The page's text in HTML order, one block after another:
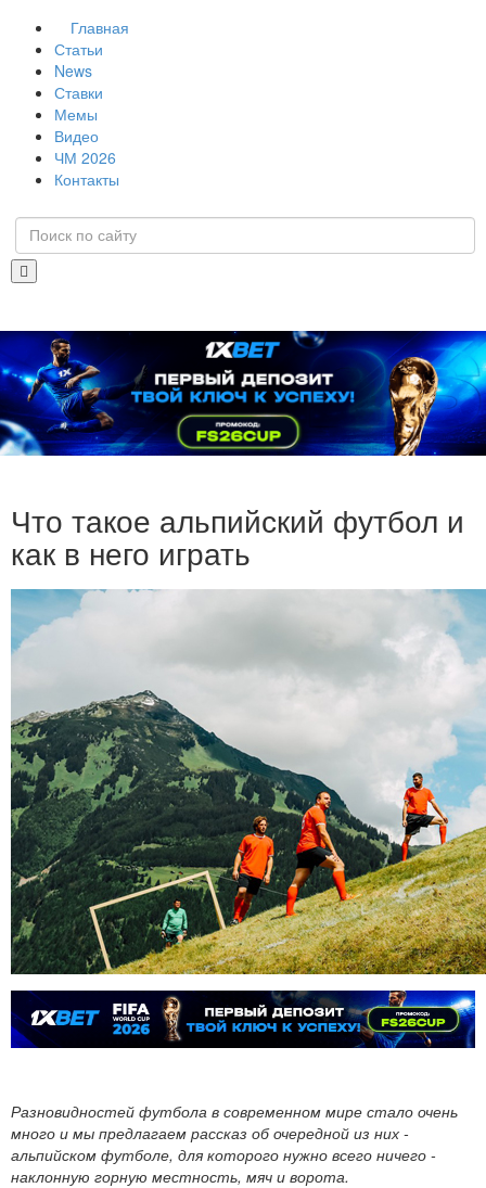
Главная
Статьи
News
Ставки
Мемы
Видео
ЧМ 2026
Контакты
Что такое альпийский футбол и
как в него играть
Разновидностей футбола в современном мире стало очень
много и мы предлагаем рассказ об очередной из них -
альпийском футболе, для которого нужно всего ничего -
наклонную горную местность, мяч и ворота.